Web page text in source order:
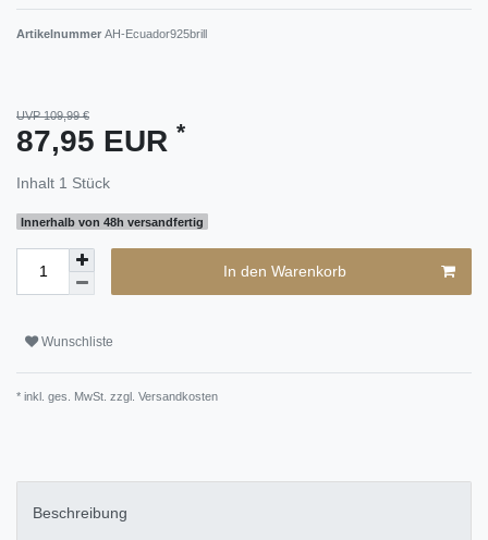
Artikelnummer AH-Ecuador925brill
UVP 109,99 €
87,95 EUR *
Inhalt 1 Stück
Innerhalb von 48h versandfertig
In den Warenkorb
Wunschliste
* inkl. ges. MwSt. zzgl. Versandkosten
Beschreibung